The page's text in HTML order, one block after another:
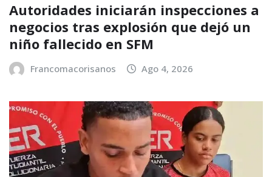
Autoridades iniciarán inspecciones a
negocios tras explosión que dejó un
niño fallecido en SFM
Francomacorisanos Ago 4, 2026